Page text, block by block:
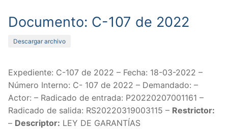
Documento: C-107 de 2022
Descargar archivo
Expediente: C-107 de 2022 – Fecha: 18-03-2022 –
Número Interno: C- 107 de 2022 – Demandado: –
Actor: – Radicado de entrada: P20220207001161 –
Radicado de salida: RS20220319003115 – Restrictor:
– Descriptor: LEY DE GARANTÍAS